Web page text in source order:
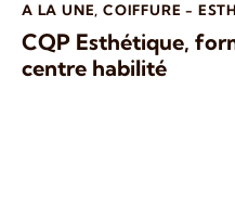
A LA UNE,COIFFURE -
CQP Esthétique,
centre habilité